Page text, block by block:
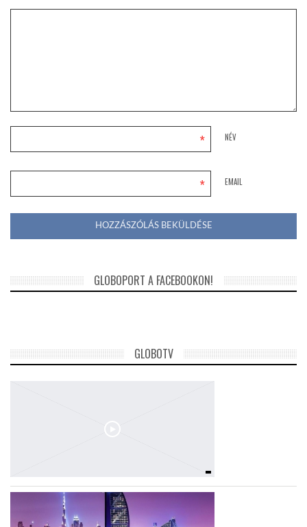
NÉV
*
EMAIL
*
GLOBOPORT A FACEBOOKON!
GLOBOTV